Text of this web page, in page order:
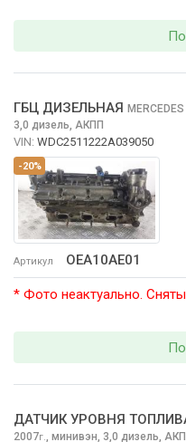
-20%
Артикул OEA10AE01
ГБЦ ДИЗЕЛЬНАЯ
3,0 дизель, АКПП
VIN: WDC2511222A039050
* Фото неактуально.
ДАТЧИК УРОВНЯ
2007г., минивэн, 3,0 дизель,